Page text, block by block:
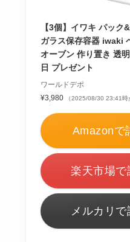
【3個】イワキ パッ
ガラス保存容器 iwaki
オーブン 作り置き 透
日 プレゼント
ワールドデポ
¥3,980
（2025/08/30 23:41時
Amazonで
楽天市場
メルカリ